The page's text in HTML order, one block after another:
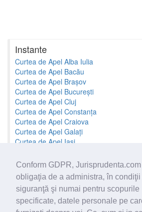
Conform GDPR, Jurisprudenta.com
obligaţia de a administra, în condiţii
siguranţă şi numai pentru scopurile
specificate, datele personale pe
Instante
Curtea de Apel Alba Iulia
Curtea de Apel Bacău
Curtea de Apel Brașov
Curtea de Apel București
Curtea de Apel Cluj
Curtea de Apel Constanța
Curtea de Apel Craiova
Curtea de Apel Galați
Curtea de Apel Iași
Toate instantele